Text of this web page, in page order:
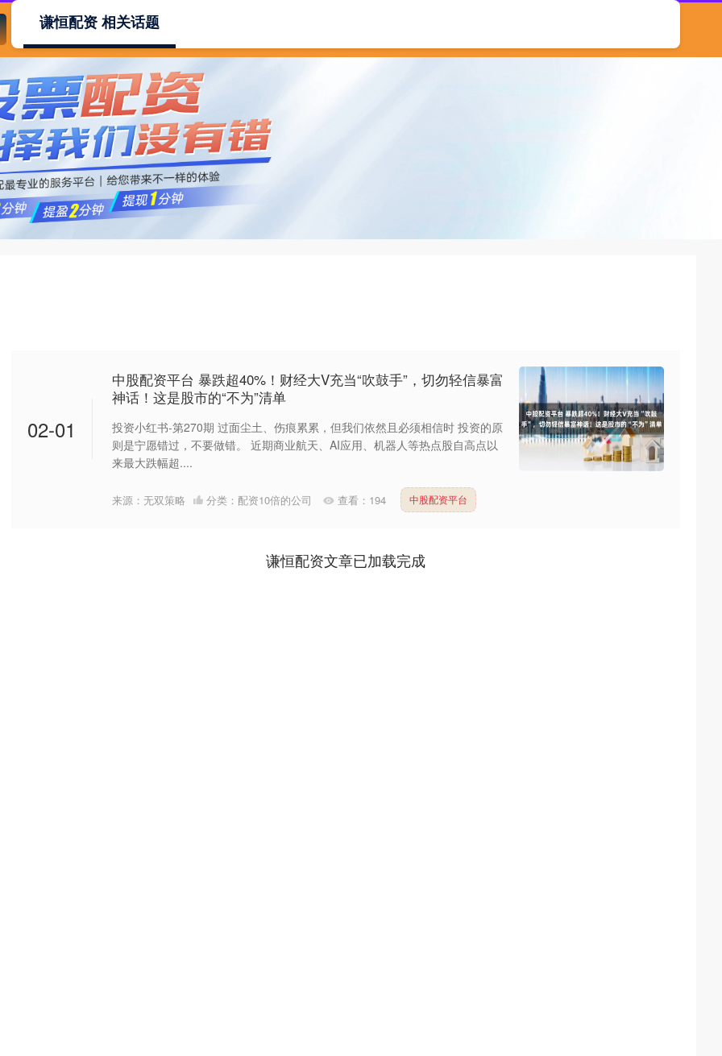
谦恒配资 证监会允许的配资公司
谦恒配资 相关话题
02-01
中股配资平台 暴跌超40%！财经大V充当“吹鼓手”，切勿轻信暴富
神话！这是股市的“不为”清单
投资小红书-第270期 过面尘土、伤痕累累，但我们依然且必须相信时 投资的原
则是宁愿错过，不要做错。 近期商业航天、AI应用、机器人等热点股自高点以
来最大跌幅超....
来源：无双策略 分类： 配资10倍的公司 查看： 194 中股配资平台
谦恒配资文章已加载完成